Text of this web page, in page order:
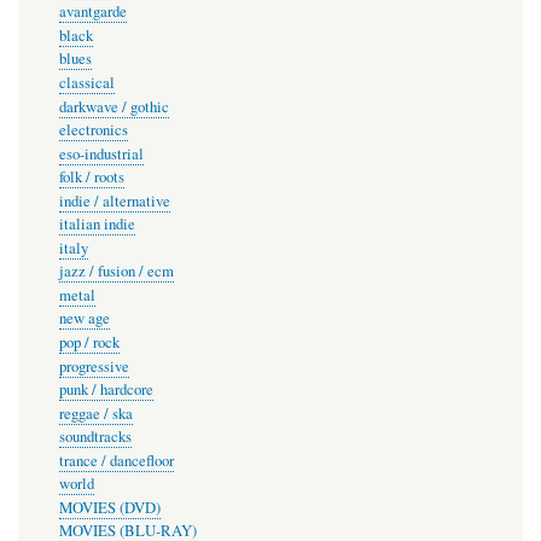
avantgarde
black
blues
classical
darkwave / gothic
electronics
eso-industrial
folk / roots
indie / alternative
italian indie
italy
jazz / fusion / ecm
metal
new age
pop / rock
progressive
punk / hardcore
reggae / ska
soundtracks
trance / dancefloor
world
MOVIES (DVD)
MOVIES (BLU-RAY)